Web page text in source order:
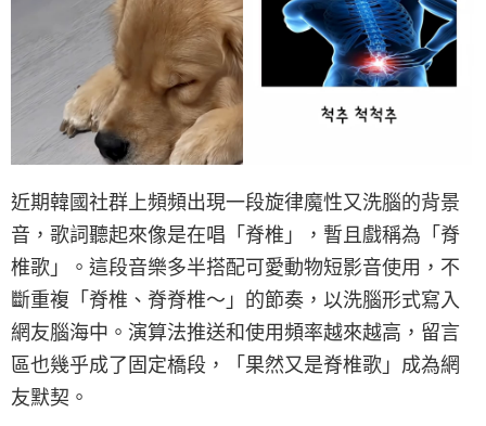
近期韓國社群上頻頻出現一段旋律魔性又洗腦的背景
音，歌詞聽起來像是在唱「脊椎」，暫且戲稱為「脊
椎歌」。這段音樂多半搭配可愛動物短影音使用，不
斷重複「脊椎、脊脊椎～」的節奏，以洗腦形式寫入
網友腦海中。演算法推送和使用頻率越來越高，留言
區也幾乎成了固定橋段，「果然又是脊椎歌」成為網
友默契。